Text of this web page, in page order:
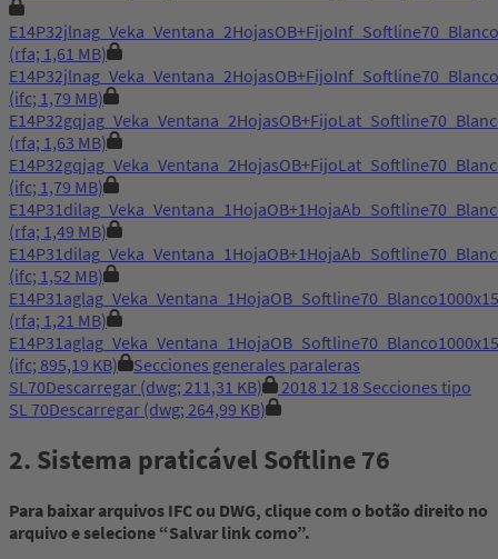
(rfa; 1,61 MB)
(ifc; 1,79 MB)
(rfa; 1,63 MB)
(ifc; 1,79 MB)
(rfa; 1,49 MB)
(ifc; 1,52 MB)
(rfa; 1,21 MB)
(ifc; 895,19 KB)
Secciones generales paraleras
SL70Descarregar (dwg; 211,31 KB)
2018 12 18 Secciones tipo
SL 70Descarregar (dwg; 264,99 KB)
2. Sistema praticável Softline 76
Para baixar arquivos IFC ou DWG, clique com o botão direito no
arquivo e selecione “Salvar link como”.